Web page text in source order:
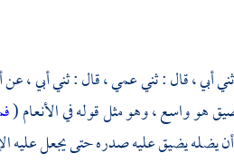
أبي ، قال : ثني عمي ، قال : ثني أبي ، عن
هو واسع ، وهو مثل قوله في الأنعام (
يضله يضيق عليه صدره حتى يجعل عليه